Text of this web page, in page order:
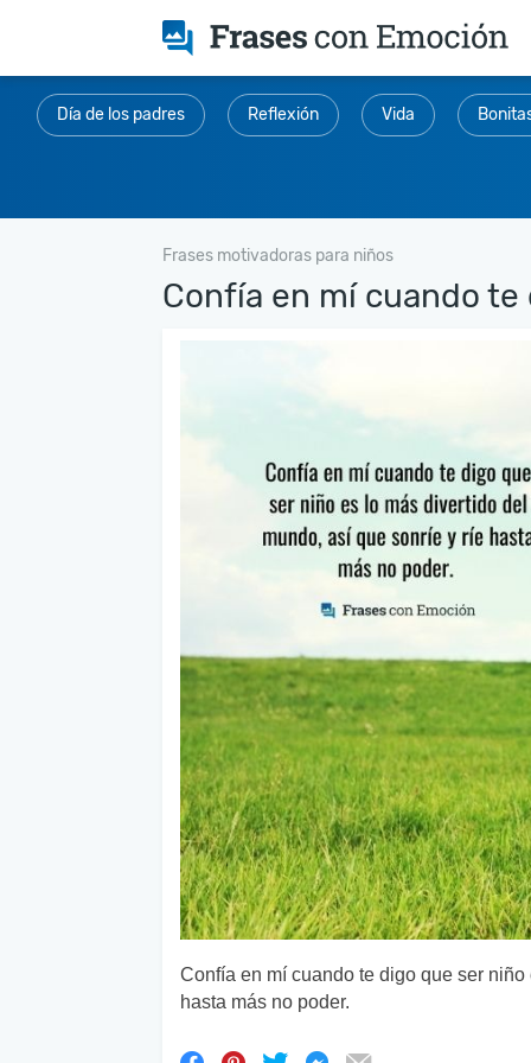
Día de los padres Reflexión Vida
Frases motivadoras para niños
Confía en mí cuando te
Confía en mí cuando te digo que ser
hasta más no poder.